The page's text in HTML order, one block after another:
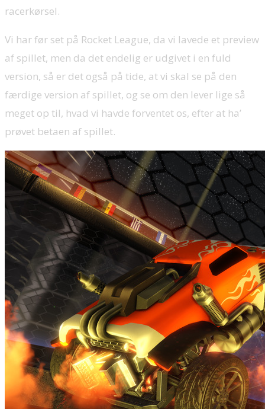
racerkørsel.
Vi har før set på Rocket League, da vi lavede et preview
af spillet, men da det endelig er udgivet i en fuld
version, så er det også på tide, at vi skal se på den
færdige version af spillet, og se om den lever lige så
meget op til, hvad vi havde forventet os, efter at ha’
prøvet betaen af spillet.